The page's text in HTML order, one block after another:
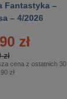
Fantastyka –
– 4/2026
zł
cena z ostatnich 30
zł